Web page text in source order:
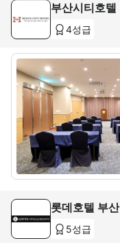
부산시티호텔
4성급
롯데호텔 부산
5성급